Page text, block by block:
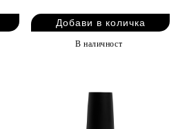
В наличност